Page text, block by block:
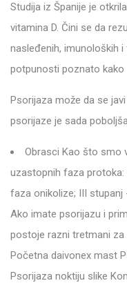
Studija iz Španije je
vitamina D. Čini se da
nasleđenih, imunoloških
potpunosti poznato kako
Psorijaza može da se
psorijaze je sada
Obrasci Kao što smo
uzastopnih faza
faza onikolize; III
Ako imate psorijazu i
postoje razni tretmani
Početna daivonex mast
Psorijaza noktiju slike